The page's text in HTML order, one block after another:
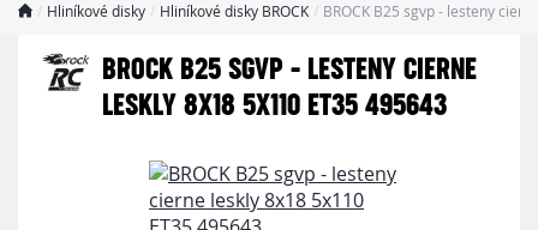
Hliníkové disky Hliníkové disky BROCK BROCK B25 sgvp - lesteny
BROCK B25 SGVP - LESTENY CIERNE
LESKLY 8X18 5X110 ET35 495643